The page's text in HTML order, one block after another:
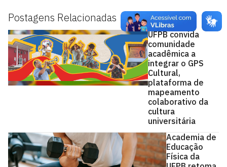
Postagens Relacionadas
UFPB convida
comunidade
acadêmica a
integrar o GPS
Cultural,
plataforma de
mapeamento
colaborativo da
cultura
universitária
Academia de
Educação
Física da